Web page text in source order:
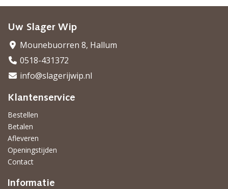
Uw Slager Wip
Mounebuorren 8, Hallum
0518-431372
info@slagerijwip.nl
Klantenservice
Bestellen
Betalen
Afleveren
Openingstijden
Contact
Informatie